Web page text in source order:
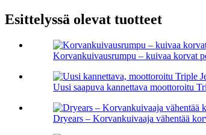
Esittelyssä olevat tuotteet
Korvankuivausrumpu – kuivaa korvat
Uusi saapuva kannettava moottoroitu
Dryears – Korvankuivaaja vähentää